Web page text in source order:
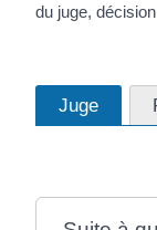
du juge,
Juge